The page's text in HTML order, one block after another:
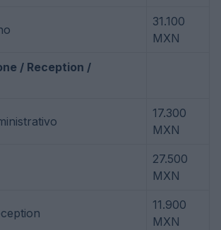
31.100
MXN
/ Reception /
17.300
MXN
27.500
MXN
11.900
MXN